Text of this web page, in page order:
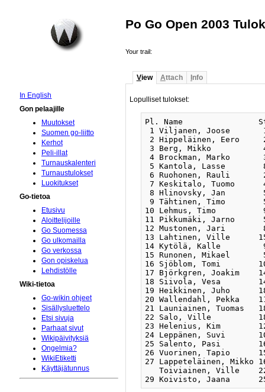
Po Go Open 2003
Your trail:
View Attach Info
Lopulliset tulokset:
Pl. Name
1 Viljanen, Joose
2 Hippeläinen, Eero
3 Berg, Mikko
4 Brockman, Marko
5 Kantola, Lasse
6 Ruohonen, Rauli
7 Keskitalo, Tuomo
8 Hlinovsky, Jan
9 Tähtinen, Timo
10 Lehmus, Timo
11 Pikkumäki, Jarno
12 Mustonen, Jari
13 Lahtinen, Ville
14 Kytölä, Kalle
15 Runonen, Mikael
16 Sjöblom, Tomi
17 Björkgren, Joakim
18 Siivola, Vesa
19 Heikkinen, Juho
20 Wallendahl, Pekka
21 Launiainen, Tuomas
22 Salo, Ville
23 Helenius, Kim
24 Leppänen, Suvi
25 Salento, Pasi
26 Vuorinen, Tapio
27 Lappeteläinen,
Toiviainen, Ville
In English
Gon pelaajille
Muutokset
Suomen go-liitto
Kerhot
Peli-illat
Turnauskalenteri
Turnaustulokset
Luokitukset
Go-tietoa
Etusivu
Aloittelijoille
Go Suomessa
Go ulkomailla
Go verkossa
Gon opiskelua
Lehdistölle
Wiki-tietoa
Go-wikin ohjeet
Sisällysluettelo
Etsi sivuja
Parhaat sivut
Wikipäivityksiä
Ongelmia?
WikiEtiketti
Käyttäjätunnus